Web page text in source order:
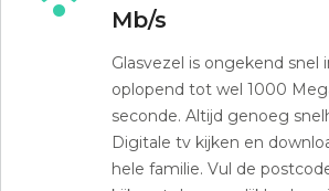
Mb/s
Glasvezel is ongekend snel
oplopend tot wel 1000
seconde. Altijd genoeg
Digitale tv kijken en
hele familie. Vul de